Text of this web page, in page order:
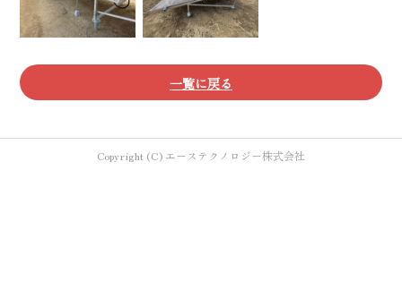
一覧に戻る
Copyright (C) エーステクノロジー株式会社